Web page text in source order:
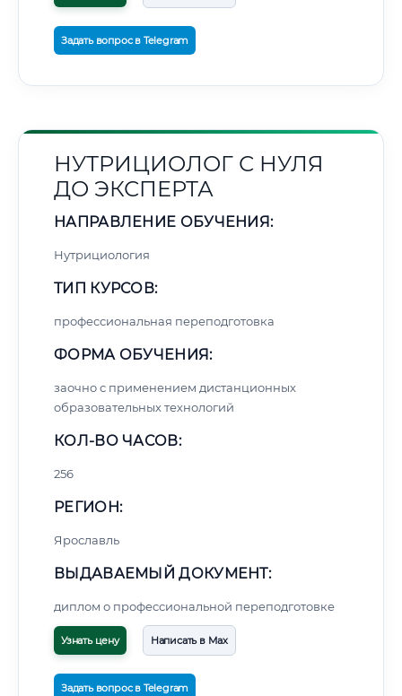
Задать вопрос в Telegram
НУТРИЦИОЛОГ С НУЛЯ
ДО ЭКСПЕРТА
НАПРАВЛЕНИЕ ОБУЧЕНИЯ:
Нутрициология
ТИП КУРСОВ:
профессиональная переподготовка
ФОРМА ОБУЧЕНИЯ:
заочно с применением дистанционных
образовательных технологий
КОЛ-ВО ЧАСОВ:
256
РЕГИОН:
Ярославль
ВЫДАВАЕМЫЙ ДОКУМЕНТ:
диплом о профессиональной переподготовке
Узнать цену Написать в Max
Задать вопрос в Telegram